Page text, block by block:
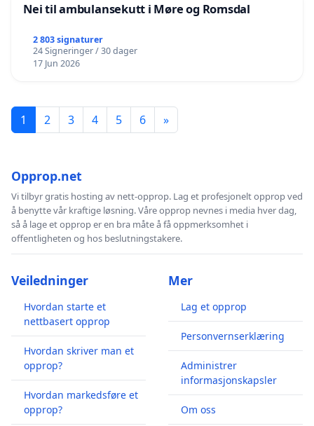
Nei til ambulansekutt i Møre og Romsdal
2 803 signaturer
24 Signeringer / 30 dager
17 Jun 2026
1 2 3 4 5 6 »
Opprop.net
Vi tilbyr gratis hosting av nett-opprop. Lag et profesjonelt opprop ved
å benytte vår kraftige løsning. Våre opprop nevnes i media hver dag,
så å lage et opprop er en bra måte å få oppmerksomhet i
offentligheten og hos beslutningstakere.
Veiledninger
Hvordan starte et
nettbasert opprop
Hvordan skriver man et
opprop?
Hvordan markedsføre et
opprop?
Mer
Lag et opprop
Personvernserklæring
Administrer
informasjonskapsler
Om oss